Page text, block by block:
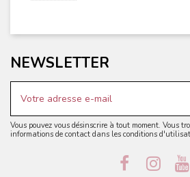
NEWSLETTER
Vous pouvez vous désinscrire à tout moment. Vous
informations de contact dans les conditions